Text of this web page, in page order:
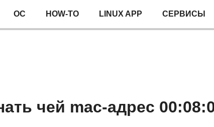
ОС HOW-TO LINUX APP СЕРВИСЫ
чей mac-адрес